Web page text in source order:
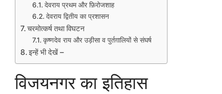
देवराय प्रथम और फ़िरोजशाह
देवराय द्वितीय का प्रशासन
चरमोत्कर्ष तथा विघटन
कृष्णदेव राय और उड़ीसा व पुर्तग़ालियों से संघर्ष
इन्हें भी देखें –
विजयनगर का इतिहास